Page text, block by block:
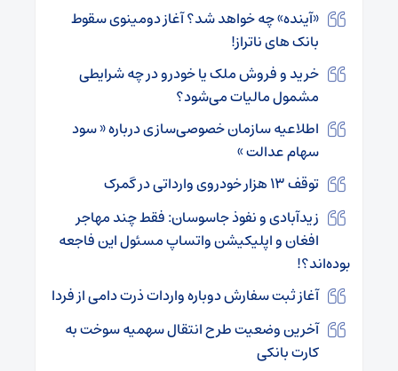
«آینده» چه خواهد شد؟ آغاز دومینوی سقوط
بانک های ناتراز!
خرید و فروش ملک یا خودرو در چه شرایطی
مشمول مالیات می‌شود؟
اطلاعیه سازمان خصوصی‌سازی درباره « سود
سهام عدالت »
توقف ۱۳ هزار خودروی وارداتی در گمرک
زیدآبادی و نفوذ جاسوسان: فقط چند مهاجر
افغان و اپلیکیشن واتساپ مسئول این فاجعه
بوده‌اند؟!
آغاز ثبت سفارش دوباره واردات ذرت دامی از فردا
آخرین وضعیت طرح انتقال سهمیه سوخت به
کارت بانکی